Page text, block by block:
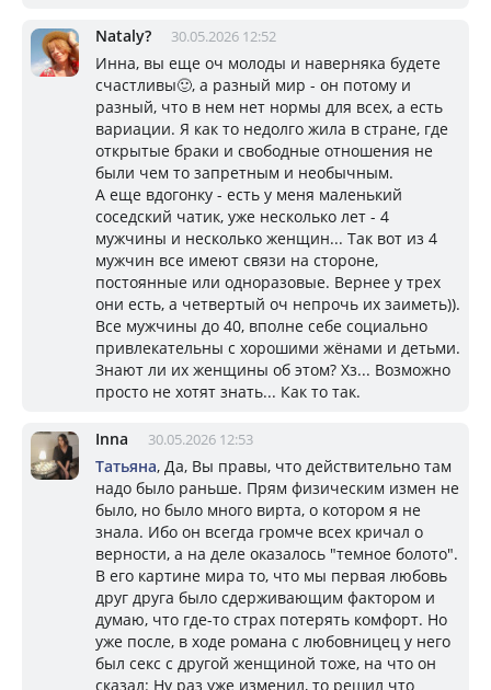
Nataly? 30.05.2026 12:52
Инна, вы еще оч молоды и наверняка будете
счастливы🙂, а разный мир - он потому и
разный, что в нем нет нормы для всех, а есть
вариации. Я как то недолго жила в стране, где
открытые браки и свободные отношения не
были чем то запретным и необычным.
А еще вдогонку - есть у меня маленький
соседский чатик, уже несколько лет - 4
мужчины и несколько женщин... Так вот из 4
мужчин все имеют связи на стороне,
постоянные или одноразовые. Вернее у трех
они есть, а четвертый оч непрочь их заиметь)).
Все мужчины до 40, вполне себе социально
привлекательны с хорошими жёнами и детьми.
Знают ли их женщины об этом? Хз... Возможно
просто не хотят знать... Как то так.
Inna 30.05.2026 12:53
Татьяна, Да, Вы правы, что действительно там
надо было раньше. Прям физическим измен не
было, но было много вирта, о котором я не
знала. Ибо он всегда громче всех кричал о
верности, а на деле оказалось "темное болото".
В его картине мира то, что мы первая любовь
друг друга было сдерживающим фактором и
думаю, что где-то страх потерять комфорт. Но
уже после, в ходе романа с любовницец у него
был секс с другой женщиной тоже, на что он
сказал: Ну раз уже изменил, то решил что